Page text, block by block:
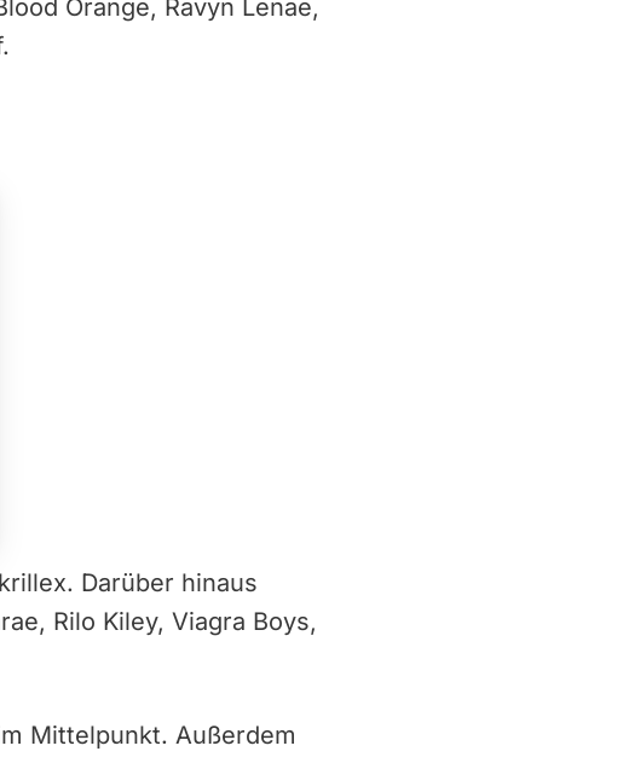
Orange, Ravyn Lenae,
Darüber hinaus
Rilo Kiley, Viagra Boys,
Mittelpunkt. Außerdem